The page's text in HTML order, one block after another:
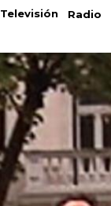
Televisión Radio